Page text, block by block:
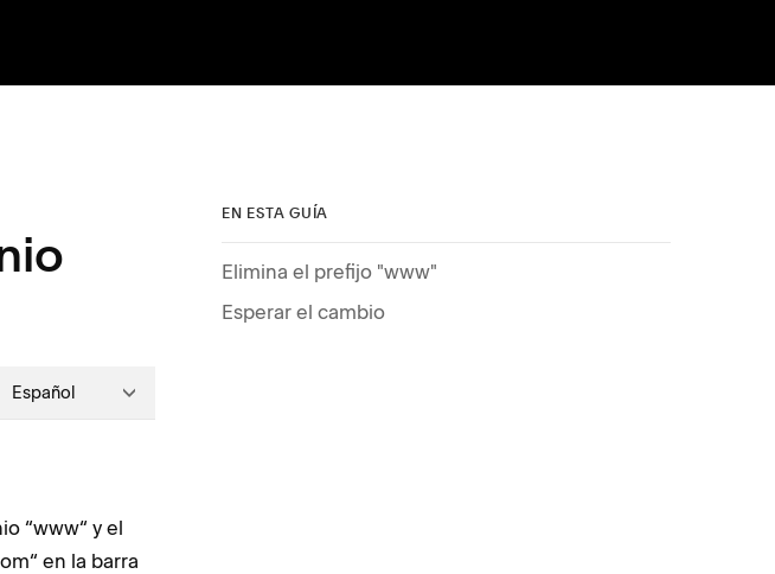
Español
“www“ y el
en la barra
EN ESTA GUÍA
Elimina el prefijo "www"
Esperar el cambio